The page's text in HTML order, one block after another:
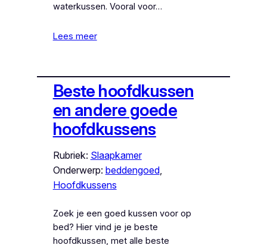
waterkussen. Vooral voor…
Lees meer
Beste hoofdkussen
en andere goede
hoofdkussens
Rubriek: Slaapkamer
Onderwerp: beddengoed
Hoofdkussens
Zoek je een goed kussen voor op
bed? Hier vind je je beste
hoofdkussen, met alle beste